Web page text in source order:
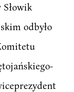
odbyło